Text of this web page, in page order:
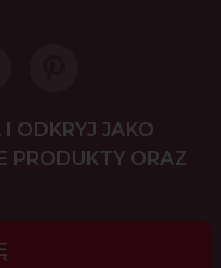
ODKRYJ JAKO
PRODUKTY ORAZ